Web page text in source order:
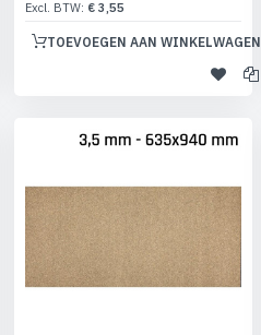
€ 3,55
TOEVOEGEN AAN WINKELWAGEN